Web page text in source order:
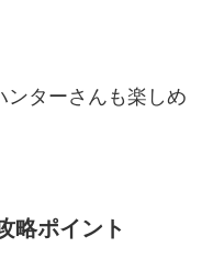
ンターさんも楽しめ
略ポイント